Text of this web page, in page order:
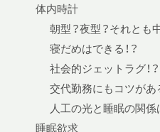
体内時計
朝型？夜型？それとも
寝だめはできる！？
社会的ジェットラグ
交代勤務にもコツがあ
人工の光と睡眠の関係
睡眠欲求